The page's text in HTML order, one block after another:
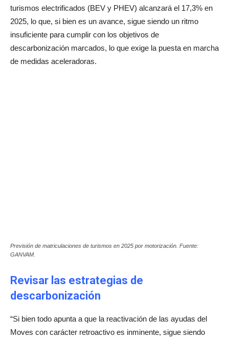
turismos electrificados (BEV y PHEV) alcanzará el 17,3% en
2025, lo que, si bien es un avance, sigue siendo un ritmo
insuficiente para cumplir con los objetivos de
descarbonización marcados, lo que exige la puesta en marcha
de medidas aceleradoras.
Previsión de matriculaciones de turismos en 2025 por motorización. Fuente:
GANVAM.
Revisar las estrategias de
descarbonización
“Si bien todo apunta a que la reactivación de las ayudas del
Moves con carácter retroactivo es inminente, sigue siendo